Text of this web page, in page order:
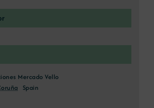
Mercado Vello
Spain